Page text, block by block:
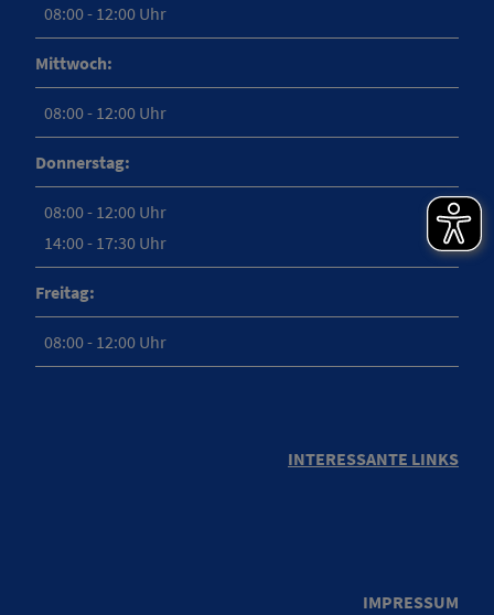
08:00 - 12:00 Uhr
Mittwoch:
08:00 - 12:00 Uhr
Donnerstag:
08:00 - 12:00 Uhr
14:00 - 17:30 Uhr
Freitag:
08:00 - 12:00 Uhr
INTERESSANTE LINKS
IMPRESSUM